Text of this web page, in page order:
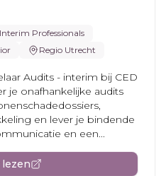
Professionals
Regio Utrecht
Audits - interim bij CED
je onafhankelijke audits
en lever je bindende
en een...